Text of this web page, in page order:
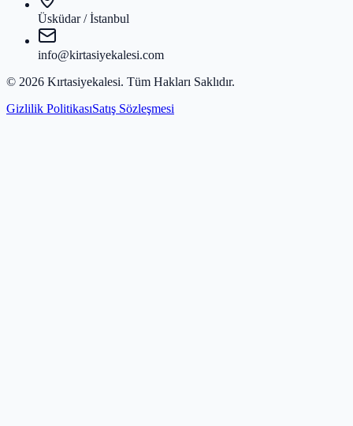
Üsküdar / İstanbul
info@kirtasiyekalesi.com
© 2026 Kırtasiyekalesi. Tüm Hakları Saklıdır.
Gizlilik PolitikasıSatış Sözleşmesi